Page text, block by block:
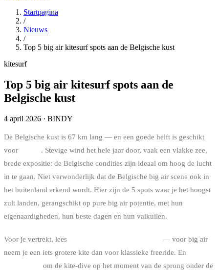
Startpagina
/
Nieuws
/
Top 5 big air kitesurf spots aan de Belgische kust
kitesurf
Top 5 big air kitesurf spots aan de
Belgische kust
4 april 2026 · BINDY
De Belgische kust is 67 km lang — en een goede helft is geschikt
voor
. Stevige wind het hele jaar door, vaak een vlakke zee,
brede expositie: de Belgische condities zijn ideaal om hoog de lucht
in te gaan. Niet verwonderlijk dat de Belgische big air scene ook in
het buitenland erkend wordt. Hier zijn de 5 spots waar je het hoogst
zult landen, gerangschikt op pure big air potentie, met hun
eigenaardigheden, hun beste dagen en hun valkuilen.
Voor je vertrekt, lees
— voor big air
neem je een iets grotere kite dan voor klassieke freeride. En
om de kite-dive op het moment van de sprong onder de